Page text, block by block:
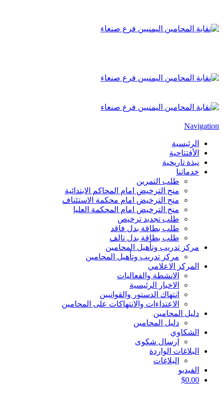
Navigation
الرئيسية
الأفتتاحية
نبذة تاريخية
خدماتنا
طلب التمرين
منح الترخيض امام المحاكم الابتدائية
منح الترخيض امام محكمة الاستئناف
منح الترخيض امام المحكمة العليا
طلب تجديد ترخيص
طلب بطاقة بدل فاقد
طلب بطاقة بدل تالف
مركز تدريب وتأهيل المحامين
مركز تدريب وتأهيل المحامين
المركز الاعلامي
الانشطة والفعاليات
الاخبار الرئيسية
انتهاك الدستور والقوانيين
الاعتداءات والانتهاكات على المحامين
دليل المحامين
دليل المحامين
الشكاوي
ارسال شكوى
البلاغات الواردة
البلاغات
الفيديو
$0.00